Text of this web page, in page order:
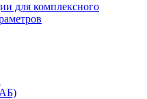
для комплексного